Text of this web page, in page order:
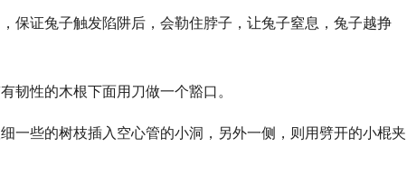
保证兔子触发陷阱后，会勒住脖子，让兔子窒息，兔子越挣
韧性的木根下面用刀做一个豁口。
一些的树枝插入空心管的小洞，另外一侧，则用劈开的小棍夹